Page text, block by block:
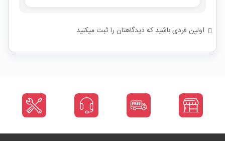
اولین فردی باشید که دیدگاهتان را ثبت میکنید